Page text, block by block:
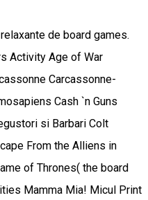
de board games.
Activity Age of War
Carcassonne-
Cash `n Guns
si Barbari Colt
From the Alliens in
of Thrones( the board
Mamma Mia! Micul Print